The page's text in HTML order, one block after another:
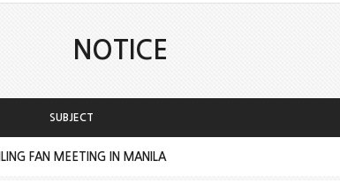
NOTICE
SUBJECT
FAN MEETING IN MANILA